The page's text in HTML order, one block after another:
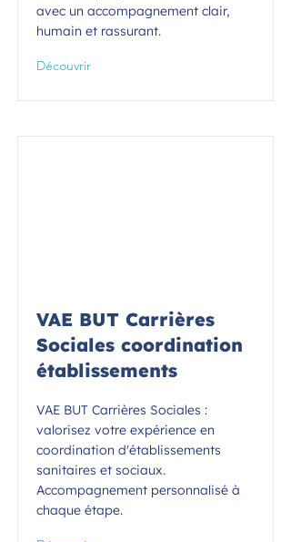
avec un accompagnement clair,
humain et rassurant.
Découvrir
VAE BUT Carrières
Sociales coordination
établissements
VAE BUT Carrières Sociales :
valorisez votre expérience en
coordination d'établissements
sanitaires et sociaux.
Accompagnement personnalisé à
chaque étape.